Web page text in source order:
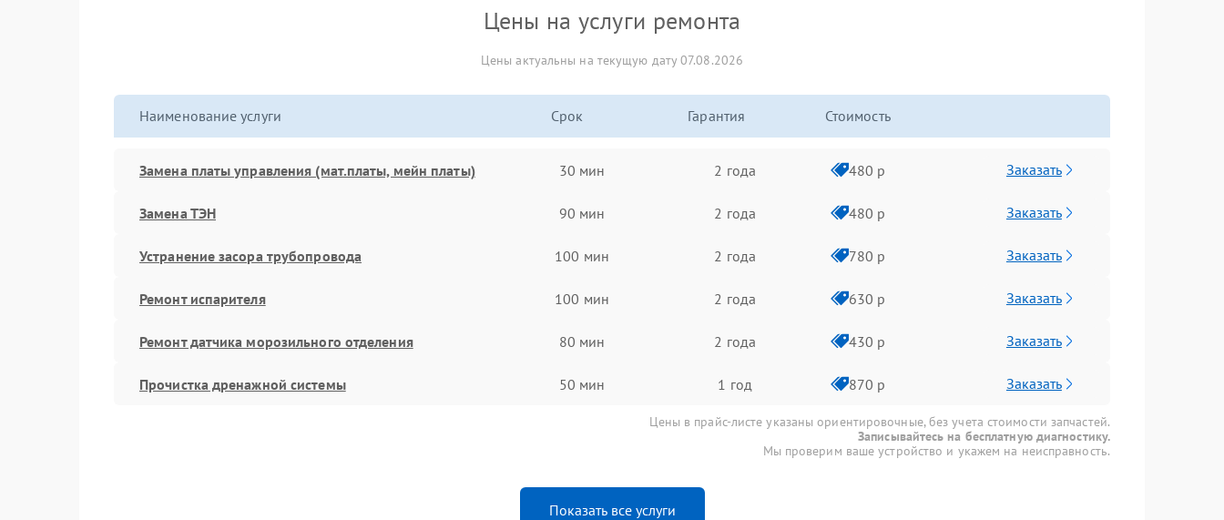
Цены на услуги ремонта
Цены актуальны на текущую дату 07.08.2026
Наименование услуги Срок Гарантия Стоимость
Замена платы управления (мат.платы, мейн платы) 30 мин 2 года 480 р Заказать
Замена ТЭН 90 мин 2 года 480 р Заказать
Устранение засора трубопровода 100 мин 2 года 780 р Заказать
Ремонт испарителя 100 мин 2 года 630 р Заказать
Ремонт датчика морозильного отделения 80 мин 2 года 430 р Заказать
Прочистка дренажной системы 50 мин 1 год 870 р Заказать
Цены в прайс-листе указаны ориентировочные, без учета стоимости запчастей.
Записывайтесь на бесплатную диагностику.
Мы проверим ваше устройство и укажем на неисправность.
Показать все услуги